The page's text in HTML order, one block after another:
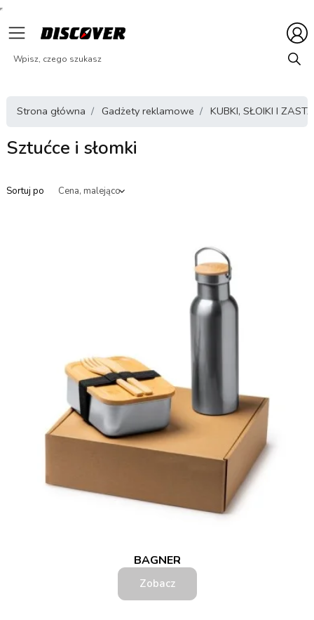
Strona główna Gadżety reklamowe KUBKI, SŁOIKI I
Sztućce i słomki
Sortuj po
BAGNER
Zobacz